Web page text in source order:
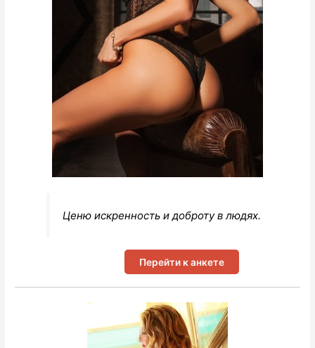
Ценю искренность и доброту в людях.
Перейти к анкете